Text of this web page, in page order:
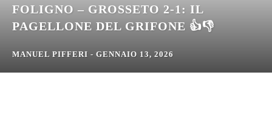
FOLIGNO – GROSSETO 2-1: IL
PAGELLONE DEL GRIFONE 👍👎
MANUEL PIFFERI - GENNAIO 13, 2026